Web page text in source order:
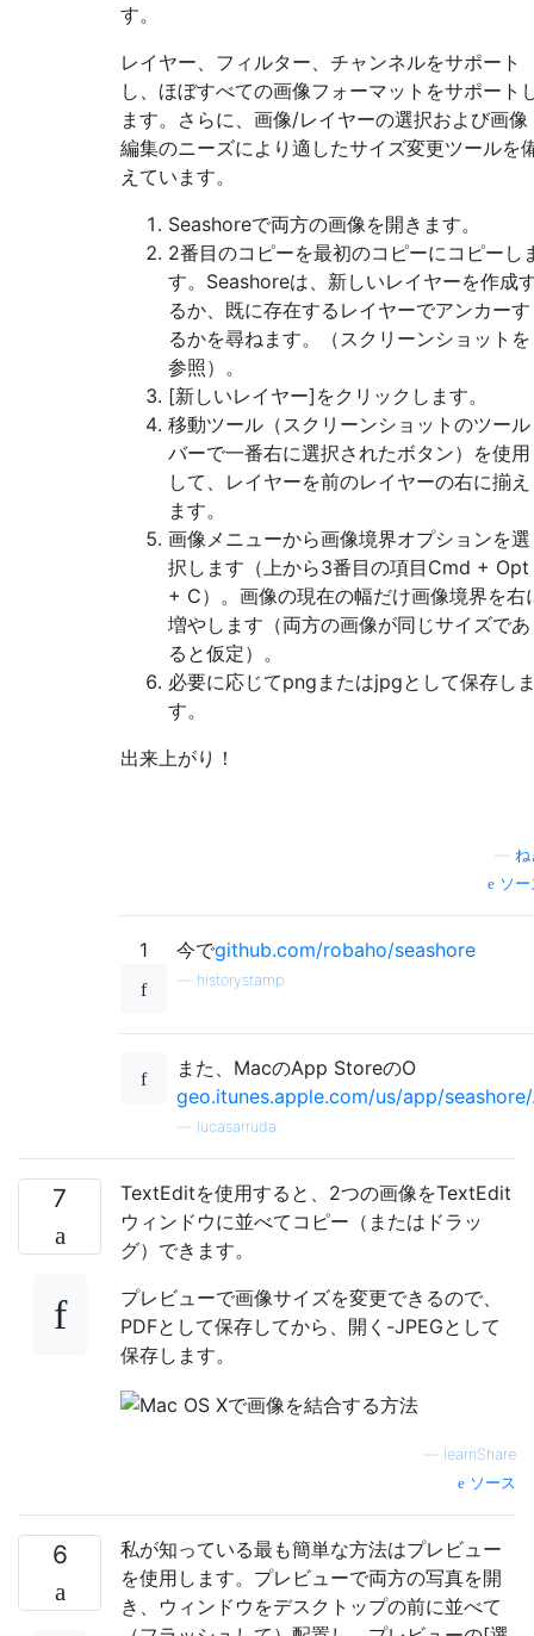
す。
レイヤー、フィルター、チャンネルをサポート
し、ほぼすべての画像フォーマットをサポート
ます。さらに、画像/レイヤーの選択および画像
編集のニーズにより適したサイズ変更ツールを
えています。
Seashoreで両方の画像を開きます。
2番目のコピーを最初のコピーにコピーし
す。Seashoreは、新しいレイヤーを作成
るか、既に存在するレイヤーでアンカーす
るかを尋ねます。（スクリーンショットを
参照）。
[新しいレイヤー]をクリックします。
移動ツール（スクリーンショットのツール
バーで一番右に選択されたボタン）を使用
して、レイヤーを前のレイヤーの右に揃え
ます。
画像メニューから画像境界オプションを選
択します（上から3番目の項目Cmd + Opt
+ C）。画像の現在の幅だけ画像境界を右
増やします（両方の画像が同じサイズであ
ると仮定）。
必要に応じてpngまたはjpgとして保存し
す。
出来上がり！
ね
ソー
1 今でgithub.com/robaho/seashore
historystamp
また、MacのApp StoreのO
geo.itunes.apple.com/us/app/seashore/
lucasarruda
7
TextEditを使用すると、2つの画像をTextEdit
ウィンドウに並べてコピー（またはドラッ
グ）できます。
プレビューで画像サイズを変更できるので、
PDFとして保存してから、開く-JPEGとして
保存します。
learnShare
ソース
6
私が知っている最も簡単な方法はプレビュー
を使用します。プレビューで両方の写真を開
き、ウィンドウをデスクトップの前に並べて